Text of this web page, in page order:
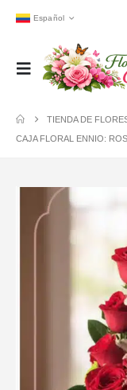
Español
TIENDA DE
CAJA FLORAL ENNIO: